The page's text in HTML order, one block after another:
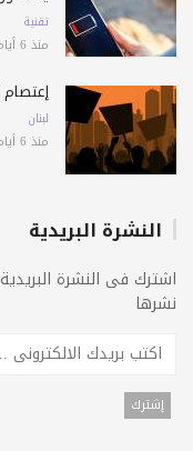
تقنية
منذ 6 أيام
لبنان
منذ 6 أيام
النشرة البريدية
اشترك فى النشرة
نشرها